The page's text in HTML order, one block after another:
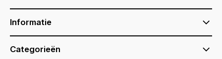
Informatie
Categorieën